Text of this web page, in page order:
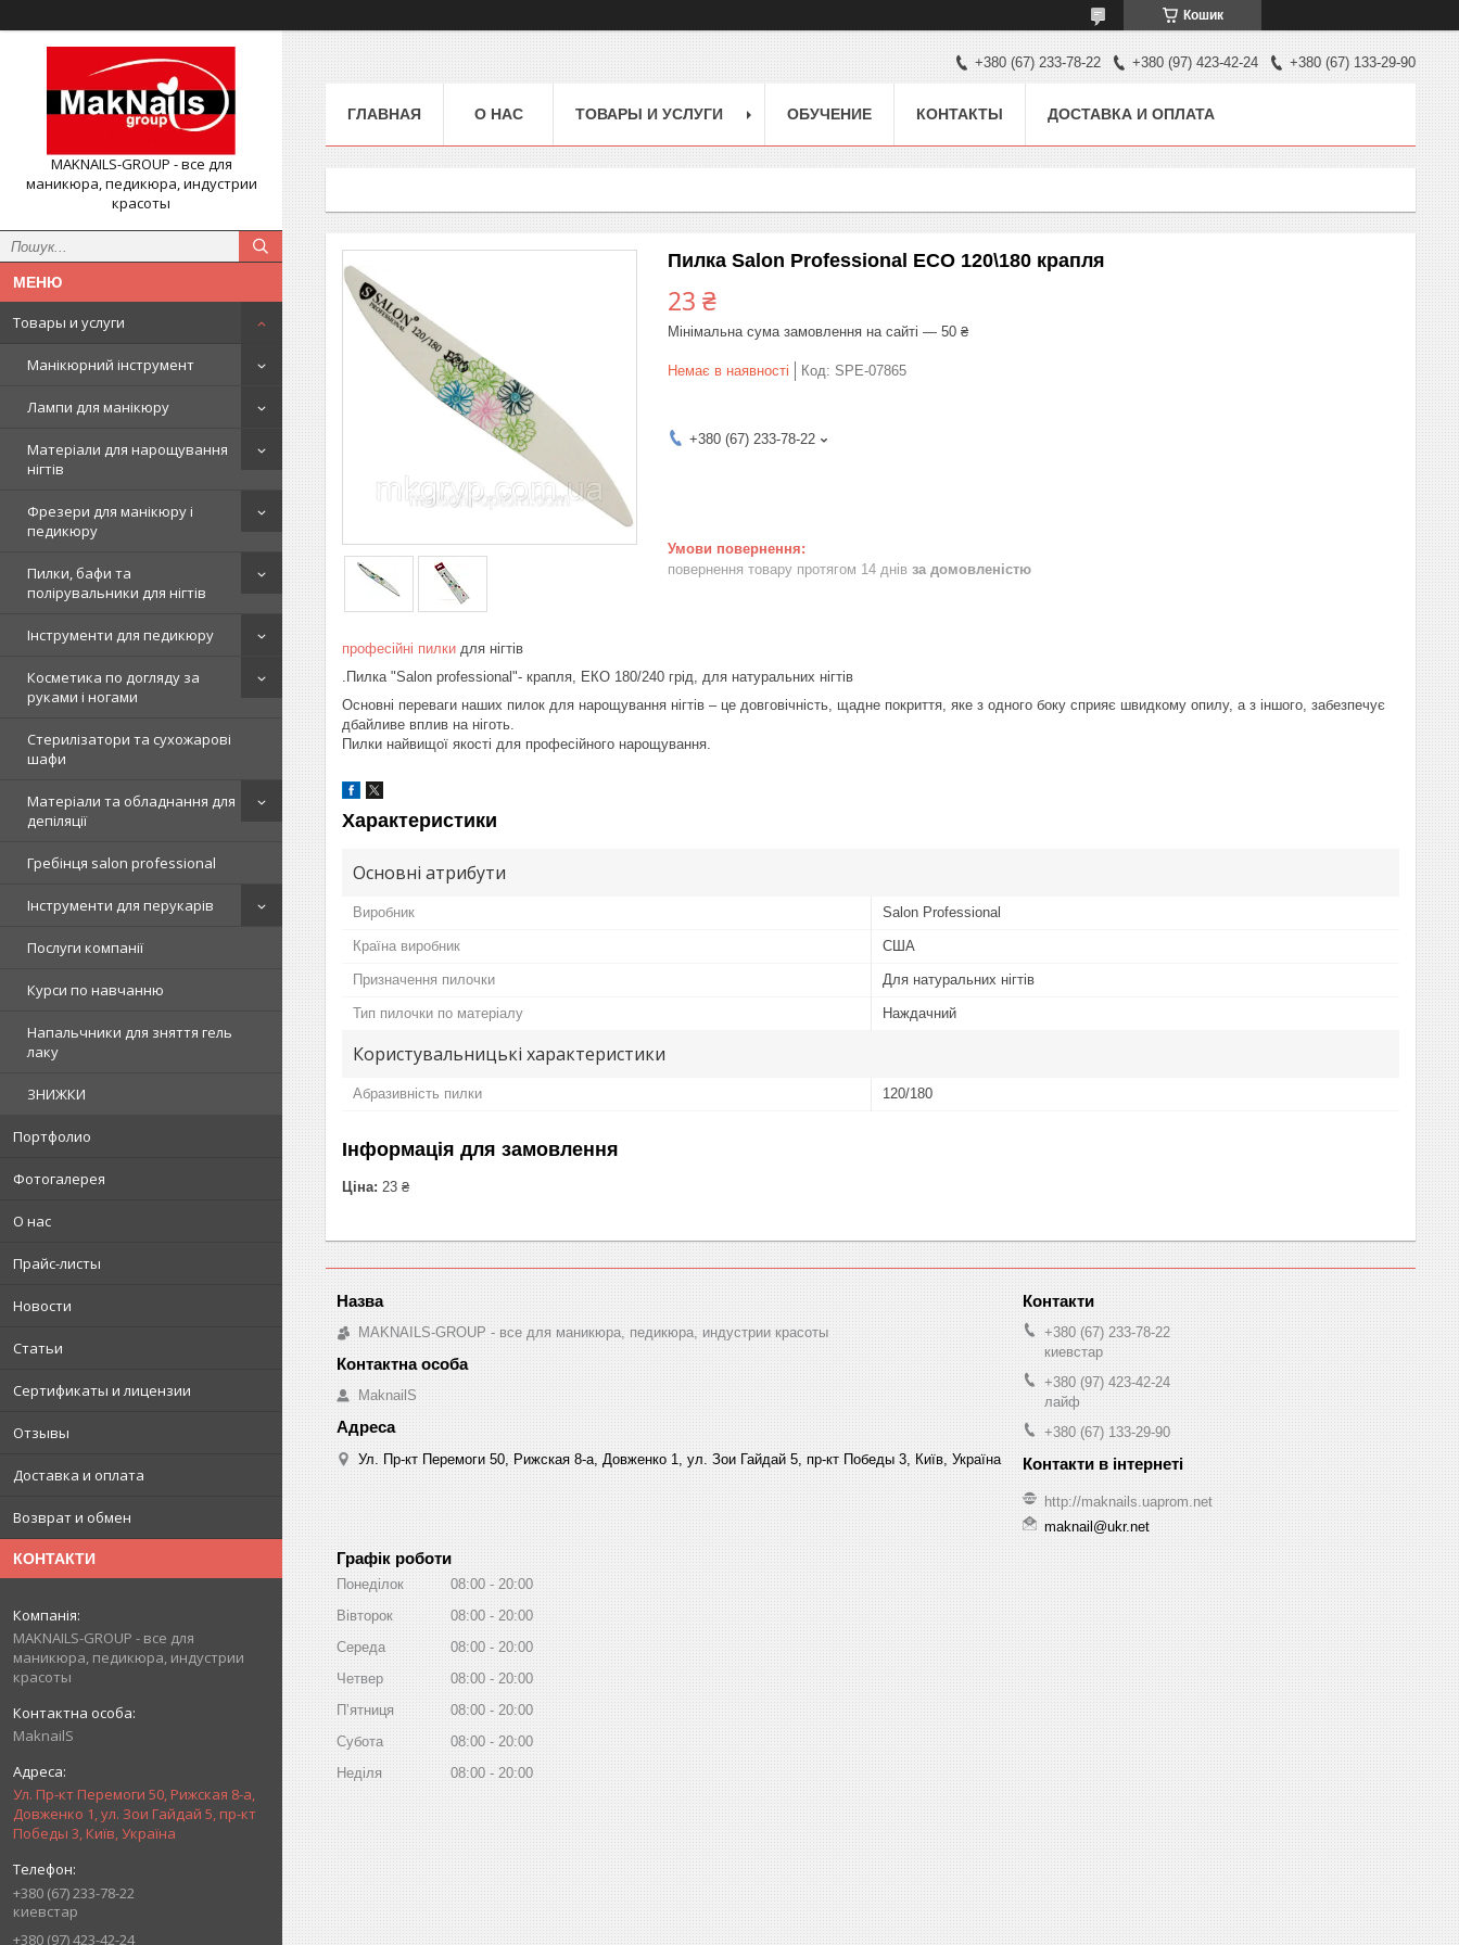
Кошик
MAKNAILS-GROUP - все для
маникюра, педикюра, индустрии
красоты
Товары и услуги
Манікюрний інструмент
Лампи для манікюру
Матеріали для нарощування
нігтів
Фрезери для манікюру і
педикюру
Пилки, бафи та
полірувальники для нігтів
Інструменти для педикюру
Косметика по догляду за
руками і ногами
Стерилізатори та сухожарові
шафи
Матеріали та обладнання для
депіляції
Гребінця salon professional
Інструменти для перукарів
Послуги компанії
Курси по навчанню
Напальчники для зняття гель
лаку
ЗНИЖКИ
Портфолио
Фотогалерея
О нас
Прайс-листы
Новости
Статьи
Сертификаты и лицензии
Отзывы
Доставка и оплата
Возврат и обмен
КОНТАКТИ
MAKNAILS-GROUP - все для
маникюра, педикюра, индустрии
красоты
MaknailS
Ул. Пр-кт Перемоги 50, Рижская 8-а,
Довженко 1, ул. Зои Гайдай 5, пр-кт
Победы 3, Київ, Україна
+380 (67) 233-78-22
киевстар
+380 (97) 423-42-24
+380 (67) 233-78-22 +380 (97) 423-42-24 +380 (67) 133-29-90
ГЛАВНАЯ О НАС ТОВАРЫ И УСЛУГИ ОБУЧЕНИЕ КОНТАКТЫ ДОСТАВКА И ОПЛАТА
Пилка Salon Professional ECO 120\180 крапля
23 ₴
Мінімальна сума замовлення на сайті — 50 ₴
Немає в наявності Код: SPE-07865
+380 (67) 233-78-22
повернення товару протягом 14 днів за домовленістю
професійні пилки для нігтів
.Пилка "Salon professional"- крапля, ЕКО 180/240 грід, для натуральних нігтів
Основні переваги наших пилок для нарощування нігтів – це довговічність, щадне покриття, яке з одного боку сприяє швидкому опилу, а з іншого, забезпечує
дбайливе вплив на ніготь.
Пилки найвищої якості для професійного нарощування.
Характеристики
Основні атрибути
Виробник Salon Professional
Країна виробник США
Призначення пилочки Для натуральних нігтів
Тип пилочки по матеріалу Наждачний
Користувальницькі характеристики
Абразивність пилки 120/180
Інформація для замовлення
Ціна: 23 ₴
MAKNAILS-GROUP - все для маникюра, педикюра, индустрии красоты
MaknailS
Ул. Пр-кт Перемоги 50, Рижская 8-а, Довженко 1, ул. Зои Гайдай 5, пр-кт Победы 3, Київ, Україна
+380 (67) 233-78-22
киевстар
+380 (97) 423-42-24
лайф
+380 (67) 133-29-90
http://maknails.uaprom.net
maknail@ukr.net
Графік роботи
Понеділок 08:00
20:00
Вівторок
08:00
20:00
Середа
08:00
20:00
Четвер
08:00
20:00
Пʼятниця
08:00
20:00
Субота
08:00
20:00
Неділя
08:00 20:00